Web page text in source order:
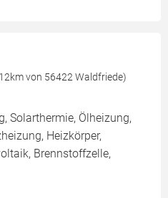
von 56422 Waldfriede)
Solarthermie, Ölheizung,
Heizkörper,
Brennstoffzelle,